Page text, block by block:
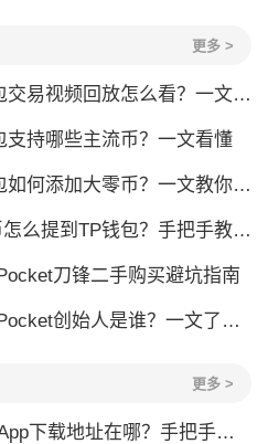
更多 >
视频回放怎么看？一文教你轻松找回
支持哪些主流币？一文看懂
何添加大零币？一文教你轻松操作
提到TP钱包？手把手教你安全转入
刀锋二手购买避坑指南
创始人是谁？一文了解李旭的加密钱包之路
更多 >
载地址在哪？手把手教你安全下载